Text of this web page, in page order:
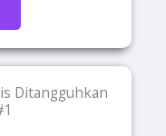
Ditangguhkan